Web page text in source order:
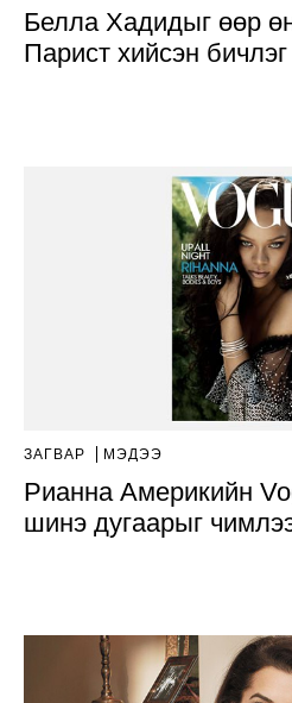
Белла Хадидыг өөр
Парист хийсэн бичлэг
ЗАГВАР МЭДЭЭ
Рианна Америкийн
шинэ дугаарыг